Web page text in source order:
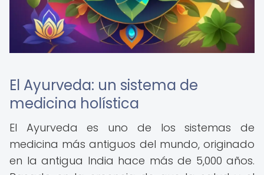
El Ayurveda: un sistema de
medicina holística
El Ayurveda es uno de los sistemas de
medicina más antiguos del mundo, originado
en la antigua India hace más de 5,000 años.